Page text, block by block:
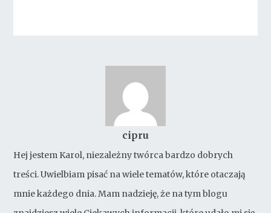
cipru
Hej jestem Karol, niezależny twórca bardzo dobrych
treści. Uwielbiam pisać na wiele tematów, które otaczają
mnie każdego dnia. Mam nadzieję, że na tym blogu